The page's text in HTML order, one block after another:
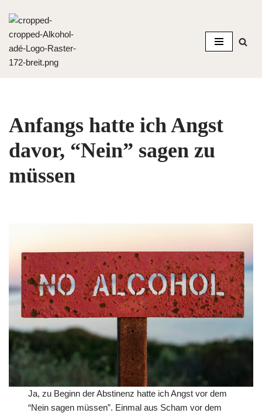
Zum
Inhalt
springen
Anfangs hatte ich Angst
davor, “Nein” sagen zu
müssen
Ja, zu Beginn der Abstinenz hatte ich Angst vor dem
“Nein sagen müssen”. Einmal aus Scham vor dem